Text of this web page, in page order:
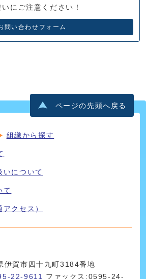
にご注意ください！
問い合わせフォーム
ページの先頭へ戻る
組織から探す
いについて
て
クセス）
賀市四十九町3184番地
22-9611 ファックス:0595-24-